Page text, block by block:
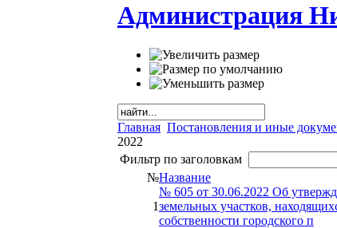
Администрация
Главная Постановления и иные
2022
Фильтр по заголовкам
№Название
1
№ 605 от 30.06.2022 Об
земельных участков,
собственности городского п